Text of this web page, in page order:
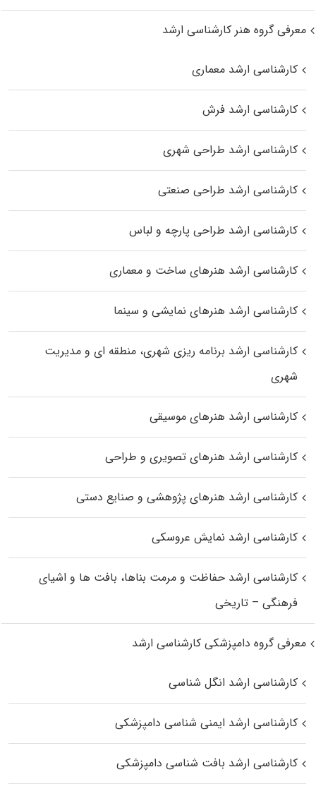
معرفی گروه هنر کارشناسی ارشد
کارشناسی ارشد معماری
کارشناسی ارشد فرش
کارشناسی ارشد طراحی شهری
کارشناسی ارشد طراحی صنعتی
کارشناسی ارشد طراحی پارچه و لباس
کارشناسی ارشد هنرهای ساخت و معماری
کارشناسی ارشد هنرهای نمایشی و سینما
کارشناسی ارشد برنامه ریزی شهری، منطقه‌ ای و مدیریت
شهری
کارشناسی ارشد هنرهای موسیقی
کارشناسی ارشد هنرهای تصویری و طراحی
کارشناسی ارشد هنرهای پژوهشی و صنایع دستی
کارشناسی ارشد نمایش عروسکی
کارشناسی ارشد حفاظت و مرمت بناها، بافت‌ ها و اشیای
فرهنگی – تاریخی
معرفی گروه دامپزشکی کارشناسی ارشد
کارشناسی ارشد انگل شناسی
کارشناسی ارشد ایمنی‌ شناسی دامپزشکی
کارشناسی ارشد بافت‌ شناسی دامپزشکی